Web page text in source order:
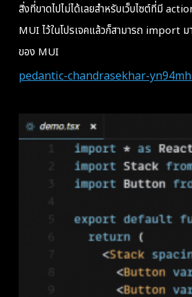
สิ่งที่ขาดไปไม่ได้เลยสำหรับเว็บไซต์ที่มี
MUI ไว้ในโปรเจคแล้วก็สามารถ import ม
ของ MUI
pedantic-chandrasekhar-yn94mh